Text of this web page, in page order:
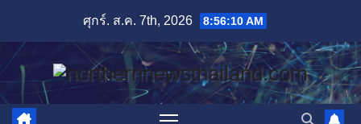
content
ศุกร์. ส.ค. 7th, 2026 8:56:11 AM